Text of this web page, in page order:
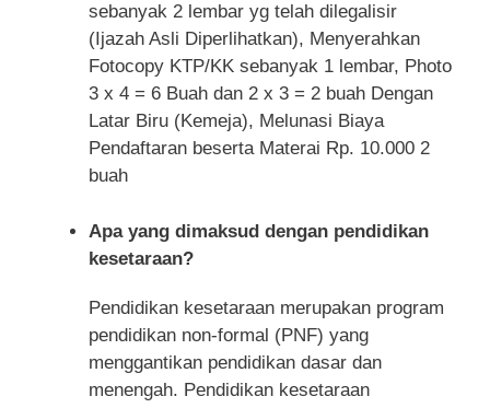
sebanyak 2 lembar yg telah dilegalisir
(Ijazah Asli Diperlihatkan), Menyerahkan
Fotocopy KTP/KK sebanyak 1 lembar, Photo
3 x 4 = 6 Buah dan 2 x 3 = 2 buah Dengan
Latar Biru (Kemeja), Melunasi Biaya
Pendaftaran beserta Materai Rp. 10.000 2
buah
Apa yang dimaksud dengan pendidikan
kesetaraan?
Pendidikan kesetaraan merupakan program
pendidikan non-formal (PNF) yang
menggantikan pendidikan dasar dan
menengah. Pendidikan kesetaraan